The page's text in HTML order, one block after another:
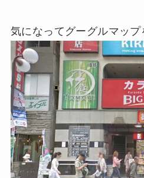
気になってグーグルマップ